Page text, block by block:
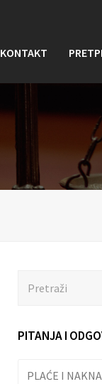
KONTAKT
PITANJA I
PLAĆE I